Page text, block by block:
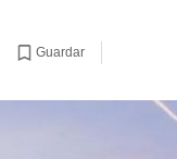
Guardar